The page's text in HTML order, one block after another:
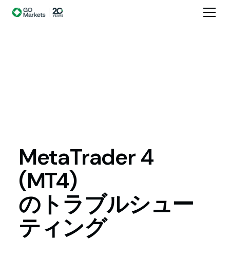
MetaTrader 4
(MT4)
のトラブルシュー
ティング